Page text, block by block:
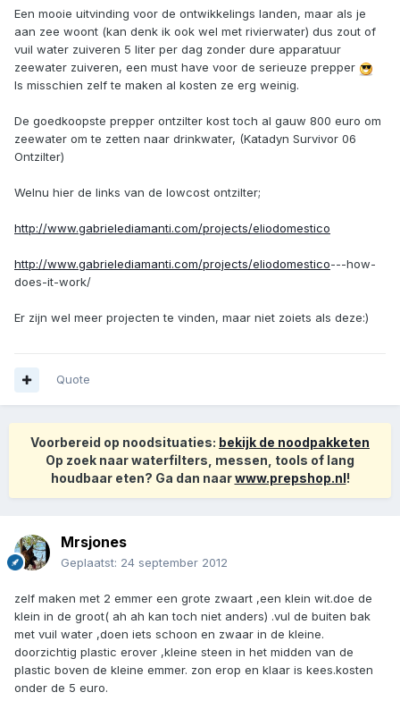
Een mooie uitvinding voor de ontwikkelings landen, maar als je
aan zee woont (kan denk ik ook wel met rivierwater) dus zout of
vuil water zuiveren 5 liter per dag zonder dure apparatuur
zeewater zuiveren, een must have voor de serieuze prepper
Is misschien zelf te maken al kosten ze erg weinig.
De goedkoopste prepper ontzilter kost toch al gauw 800 euro om
zeewater om te zetten naar drinkwater, (Katadyn Survivor 06
Ontzilter)
Welnu hier de links van de lowcost ontzilter;
http://www.gabrielediamanti.com/projects/eliodomestico
http://www.gabrielediamanti.com/projects/eliodomestico---how-
does-it-work/
Er zijn wel meer projecten te vinden, maar niet zoiets als deze:)
Quote
Voorbereid op noodsituaties: bekijk de noodpakketen
Op zoek naar waterfilters, messen, tools of lang
houdbaar eten? Ga dan naarwww.prepshop.nl!
Mrsjones
Geplaatst: 24 september 2012
zelf maken met 2 emmer een grote zwaart ,een klein wit.doe de
klein in de groot( ah ah kan toch niet anders) .vul de buiten bak
met vuil water ,doen iets schoon en zwaar in de kleine.
doorzichtig plastic erover ,kleine steen in het midden van de
plastic boven de kleine emmer. zon erop en klaar is kees.kosten
onder de 5 euro.